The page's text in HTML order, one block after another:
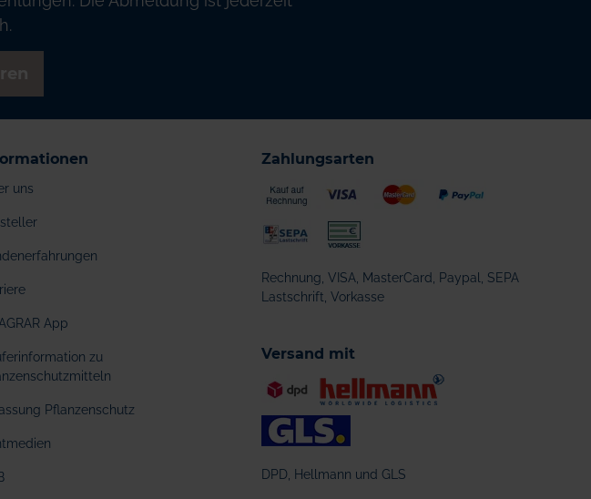
uns
App
zu
Pflanzenschutz
Zahlungsarten
Rechnung, VISA, MasterCard, Paypal, SEPA
Lastschrift, Vorkasse
Versand mit
DPD, Hellmann und GLS